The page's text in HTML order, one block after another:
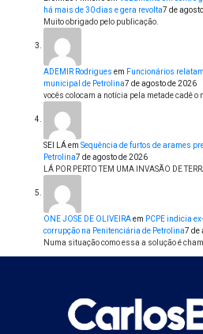
há mais de 30 dias e gera revolta7 de
Muito obrigado pelo publicação.
ADEMIR Rodrigues em Funcionários
municipal de Petrolina7 de agosto de 2026
vocês colocam a notícia pela metade cadê o
SEI LÁem Sequência de furtos de arames
Petrolina7 de agosto de 2026
LÁ POR PERTO TEM UMA INVASÃO DE
ONE JOSE DE OLIVEIRAem PCPE indicia
corrupção na Penitenciária de Petrolina7 de
Numa situação como essa a solução é